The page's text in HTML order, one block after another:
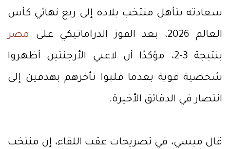
سعادته بتأهل منتخب بلاده إلى ربع نهائي كأس
العالم 2026، بعد الفوز الدراماتيكي على
مصر
بنتيجة 3-2، مؤكدًا أن لاعبي الأرجنتين أظهروا
شخصية قوية بعدما قلبوا تأخرهم بهدفين إلى
انتصار في الدقائق الأخيرة.
قال ميسي، في تصريحات عقب اللقاء، إن منتخب